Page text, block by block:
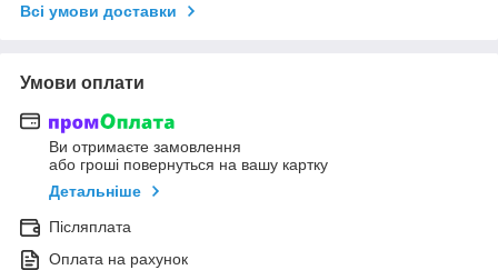
Всі умови доставки
Умови оплати
Ви отримаєте замовлення
або гроші повернуться на вашу картку
Детальніше
Післяплата
Оплата на рахунок